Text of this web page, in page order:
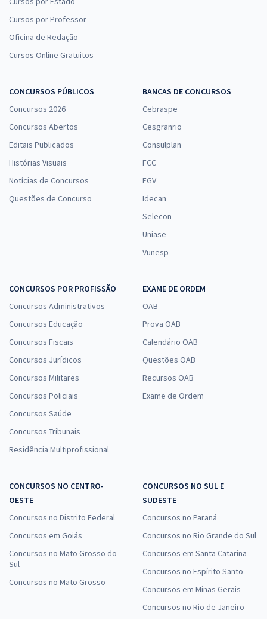
Cursos por Professor
Oficina de Redação
Cursos Online Gratuitos
CONCURSOS PÚBLICOS
Concursos 2026
Concursos Abertos
Editais Publicados
Histórias Visuais
Notícias de Concursos
Questões de Concurso
BANCAS DE CONCURSOS
Cebraspe
Cesgranrio
Consulplan
FCC
FGV
Idecan
Selecon
Uniase
Vunesp
CONCURSOS POR PROFISSÃO
Concursos Administrativos
Concursos Educação
Concursos Fiscais
Concursos Jurídicos
Concursos Militares
Concursos Policiais
Concursos Saúde
Concursos Tribunais
Residência Multiprofissional
EXAME DE ORDEM
OAB
Prova OAB
Calendário OAB
Questões OAB
Recursos OAB
Exame de Ordem
CONCURSOS NO CENTRO-
OESTE
Concursos no Distrito Federal
Concursos em Goiás
Concursos no Mato Grosso do
Sul
Concursos no Mato Grosso
CONCURSOS NO SUL E
SUDESTE
Concursos no Paraná
Concursos no Rio Grande do Sul
Concursos em Santa Catarina
Concursos no Espírito Santo
Concursos em Minas Gerais
Concursos no Rio de Janeiro